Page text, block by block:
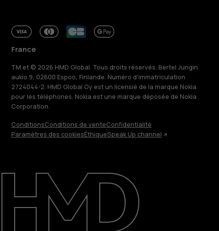
Réparer, réutiliser, recycler
Responsable
Assistance
France
TM et © 2026 HMD Global. Tous droits réservés. Bertel Jungin
aukio 9, 02600 Espoo, Finlande. Numéro d'immatriculation
2724044-2. HMD Global Oy est un licensié de la marque Nokia
pour les téléphones. Nokia est une marque déposée de Nokia
Corporation.
ConditionsConditions de venteConfidentialité
Paramètres des cookiesÉthiqueSpeak Up channel